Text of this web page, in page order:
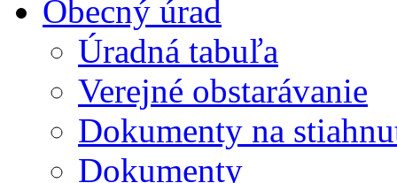
Obecný úrad
Úradná tabuľa
Verejné obstarávanie
Dokumenty na
Dokumenty